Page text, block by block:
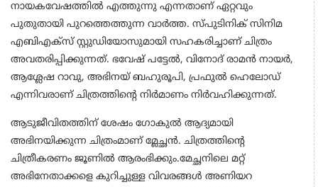
നായകവേഷത്തില്‍ എത്തുന്നു എന്നതാണ് ഏറ്റവും
പുതുതായി പുറത്തെത്തുന്ന വാര്‍ത്ത. സ്പുടിനിക് സിനിമ
എബിഎക്സ് സ്റ്റുഡിയോസുമായി സഹകരിച്ചാണ് ചിത്രം
അവതരിപ്പിക്കുന്നത്. ഭവേഷ് പട്ടേല്‍, വിനോദ് രാമന്‍ നായര്‍,
ആശ്ലേഷ റാവു, അഭിനയ് ബഹുരൂപി, പ്രഫുല്‍ ഹെലോഡ്
എന്നിവരാണ് ചിത്രത്തിന്റെ നിര്‍മാണം നിര്‍വഹിക്കുന്നത്.
ആടുജീവിതത്തിന് ശേഷം ഗോകുല്‍ ആദ്യമായി
അഭിനയിക്കുന്ന ചിത്രംമാണ് മ്ലേച്ഛന്‍. ചിത്രത്തിന്റെ
ചിത്രീകരണം ജൂണില്‍ ആരംഭിക്കും.മേച്ഛനിലെ മറ്റ്
അഭിനേതാക്കളെ കുറിച്ചുള്ള വിവരങ്ങള്‍ അണിയറ